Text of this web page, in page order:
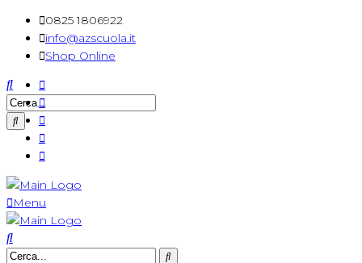
0825 1806922
info@azscuola.it
Shop Online
Menu